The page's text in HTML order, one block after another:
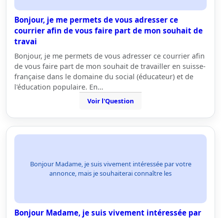
Bonjour, je me permets de vous adresser ce
courrier afin de vous faire part de mon souhait de
travai
Bonjour, je me permets de vous adresser ce courrier afin
de vous faire part de mon souhait de travailler en suisse-
française dans le domaine du social (éducateur) et de
l'éducation populaire. En…
Voir l'Question
Bonjour Madame, je suis vivement intéressée par votre
annonce, mais je souhaiterai connaître les
Bonjour Madame, je suis vivement intéressée par